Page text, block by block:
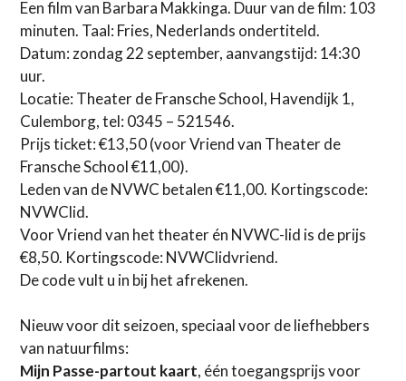
Een film van Barbara Makkinga. Duur van de film: 103
minuten. Taal: Fries, Nederlands ondertiteld.
Datum: zondag 22 september, aanvangstijd: 14:30
uur.
Locatie: Theater de Fransche School, Havendijk 1,
Culemborg, tel: 0345 – 521546.
Prijs ticket: €13,50 (voor Vriend van Theater de
Fransche School €11,00).
Leden van de NVWC betalen €11,00. Kortingscode:
NVWClid.
Voor Vriend van het theater én NVWC-lid is de prijs
€8,50. Kortingscode: NVWClidvriend.
De code vult u in bij het afrekenen.
Nieuw voor dit seizoen, speciaal voor de liefhebbers
van natuurfilms:
Mijn Passe-partout kaart, één toegangsprijs voor